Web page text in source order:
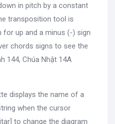
in pitch by a constant
transposition tool is
for up and a minus (-) sign
chords signs to see the
144, Chúa Nhật 14A
displays the name of a
when the cursor
to change the diagram